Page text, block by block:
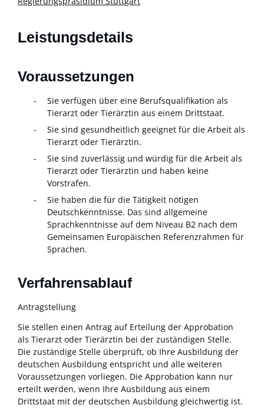
Leistungsdetails
Voraussetzungen
Sie verfügen über eine Berufsqualifikation als
Tierarzt oder Tierärztin aus einem Drittstaat.
Sie sind gesundheitlich geeignet für die Arbeit als
Tierarzt oder Tierärztin.
Sie sind zuverlässig und würdig für die Arbeit als
Tierarzt oder Tierärztin und haben keine
Vorstrafen.
Sie haben die für die Tätigkeit nötigen
Deutschkenntnisse. Das sind allgemeine
Sprachkenntnisse auf dem Niveau B2 nach dem
Gemeinsamen Europäischen Referenzrahmen für
Sprachen.
Verfahrensablauf
Antragstellung
Sie stellen einen Antrag auf Erteilung der Approbation
als Tierarzt oder Tierärztin bei der zuständigen Stelle.
Die zuständige Stelle überprüft, ob Ihre Ausbildung der
deutschen Ausbildung entspricht und alle weiteren
Voraussetzungen vorliegen. Die Approbation kann nur
erteilt werden, wenn Ihre Ausbildung aus einem
Drittstaat mit der deutschen Ausbildung gleichwertig ist.